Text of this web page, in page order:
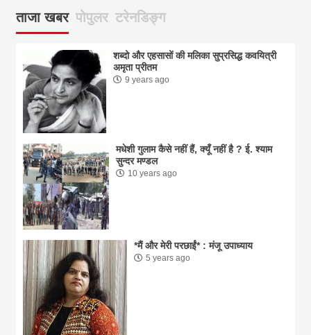
ताजा खबर पोपुलर टरेनडिङ्ग
शब्दो और एहसासों की मलिका सुप्रसिद्ध कवयित्री
अमृता प्रीतम
9 years ago
मधेशी गुलाम कैसे नहीं हैं, क्यूँ नहीं है ? ई. श्याम
सुन्दर मण्डल
10 years ago
*मैं और मेरी परछाईं* : मंजू उपाध्याय
5 years ago